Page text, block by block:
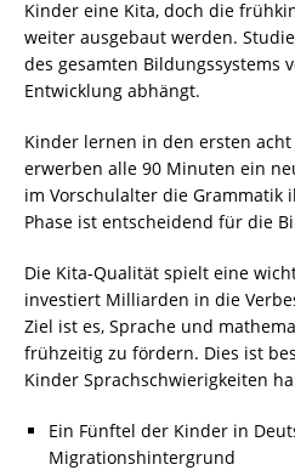
Kinder eine Kita, doch die
weiter ausgebaut werden.
des gesamten Bildungssystems
Entwicklung abhängt.
Kinder lernen in den ersten acht
erwerben alle 90 Minuten ein
im Vorschulalter die Grammatik
Phase ist entscheidend für die
Die Kita-Qualität spielt eine
investiert Milliarden in die
Ziel ist es, Sprache und
frühzeitig zu fördern. Dies ist
Kinder Sprachschwierigkeiten
Ein Fünftel der Kinder in
Migrationshintergrund